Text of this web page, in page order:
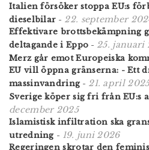
Italien försöker stoppa EU:s
dieselbilar - 22. september
Effektivare brottsbekämpning
deltagande i Eppo - 25. januari
Merz går emot Europeiska
EU vill öppna gränserna: - Ett
massinvandring- 21. april
Sverige köper sig fri från EU:s
december 2025
Islamistisk infiltration ska
utredning- 19. juni 2026
Regeringen skrotar den